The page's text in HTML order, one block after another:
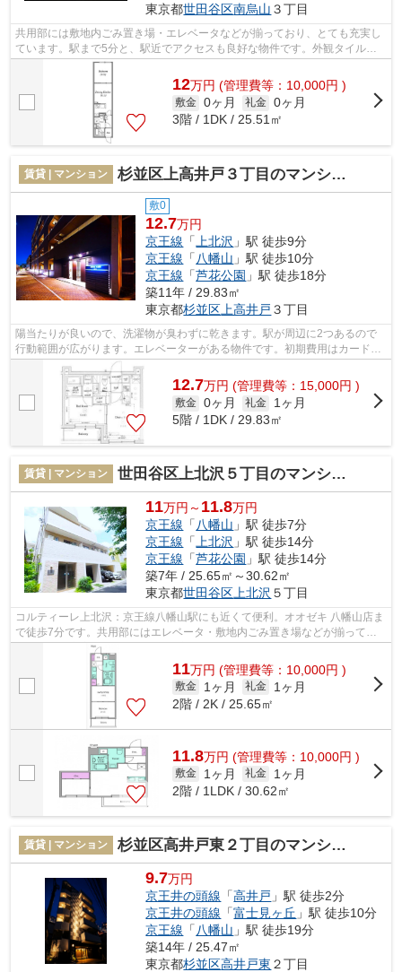
東京都世田谷区南烏山 ３丁目
共用部には敷地内ごみ置き場・エレベータなどが揃っており、とても充実し
ています。駅まで5分と、駅近でアクセスも良好な物件です。外観タイル張
りの物件です。こちらの物件はマンショ...
12万円 (管理費等：10,000円 )
敷金 0ヶ月 礼金 0ヶ月
3階 / 1DK / 25.51㎡
賃貸 | マンション 杉並区上高井戸３丁目のマンション
敷0
12.7万円
京王線 「 上北沢 」駅 徒歩9分
京王線 「八幡山 」駅 徒歩10分
京王線 「芦花公園 」駅 徒歩18分
築11年 / 29.83㎡
東京都杉並区 上高井戸 ３丁目
陽当たりが良いので、洗濯物が臭わずに乾きます。駅が周辺に2つあるので
行動範囲が広がります。エレベーターがある物件です。初期費用はカードで
決済いただけます。できるだけ早めに不...
12.7万円 (管理費等：15,000円 )
敷金 0ヶ月 礼金
1ヶ月
5階 / 1DK / 29.83㎡
賃貸 | マンション 世田谷区上北沢５丁目のマンション
11万円～ 11.8万円
京王線 「八幡山 」駅 徒歩7分
京王線 「上北沢 」駅 徒歩14分
京王線 「芦花公園 」駅 徒歩14分
築7年 / 25.65㎡～30.62㎡
東京都世田谷区上北沢 ５丁目
コルティーレ上北沢：京王線八幡山駅にも近くて便利。オオゼキ 八幡山店ま
で徒歩7分です。共用部にはエレベータ・敷地内ごみ置き場などが揃ってお
り、とても充実しています。住環境が...
11万円 (管理費等：10,000円 )
敷金 1ヶ月 礼金
1ヶ月
2階 / 2K / 25.65㎡
11.8万円 (管理費等：10,000円 )
敷金 1ヶ月 礼金
1ヶ月
2階 / 1LDK / 30.62㎡
賃貸 | マンション 杉並区高井戸東２丁目のマンション
9.7万円
京王井の頭線 「高井戸 」駅 徒歩2分
京王井の頭線 「富士見ヶ丘 」駅 徒歩10分
京王線 「 八幡山 」駅 徒歩19分
築14年 / 25.47㎡
東京都杉並区高井戸東 ２丁目